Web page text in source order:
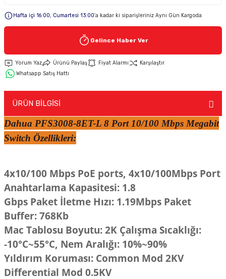
Keypad-Tuş Takımı Ürünler
Hafta içi 16:00, Cumartesi 13:00’a kadar ki siparişleriniz Aynı Gün Kargoda
Gelince Haber Ver
Yorum Yaz Ürünü Paylaş Fiyat Alarmı
Karşılaştır
Whatsapp Satış Hattı
ÜRÜN BİLGİSİ
Dahua PFS3008-8ET-L 8 Port 10/100 Mbps Megabit
Switch Özellikleri:
4x10/100 Mbps PoE ports, 4x10/100Mbps Port
Anahtarlama Kapasitesi: 1.8
Gbps Paket İletme Hızı: 1.19Mbps Paket
Buffer: 768Kb
Mac Tablosu Boyutu: 2K Çalışma Sıcaklığı:
-10°C~55°C, Nem Aralığı: 10%~90%
Yıldırım Koruması: Common Mod 2KV
Differential Mod 0.5KV